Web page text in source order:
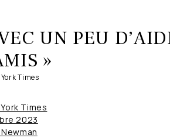
UN PEU
»
Times
Times
2023